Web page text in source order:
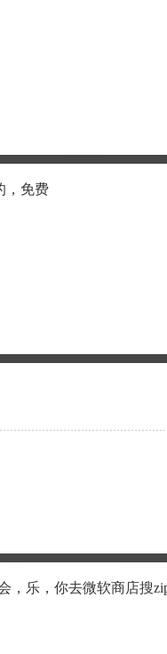
，免费
，乐，你去微软商店搜